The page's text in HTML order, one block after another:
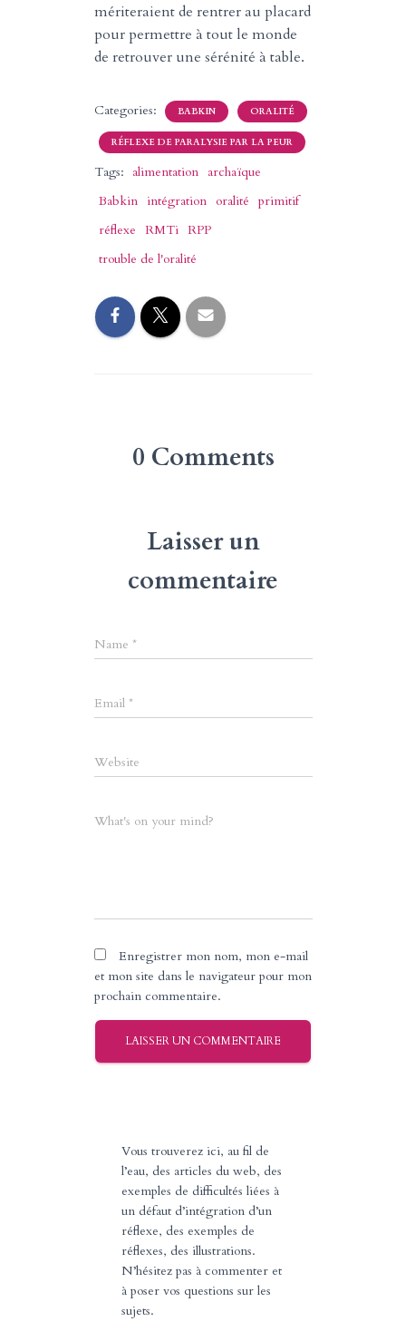
mériteraient de rentrer au placard
pour permettre à tout le monde
de retrouver une sérénité à table.
Categories: BABKIN ORALITÉ
RÉFLEXE DE PARALYSIE PAR LA PEUR
Tags: alimentation
archaïque
Babkin
intégration oralité primitif
réflexe RMTi RPP
trouble de l'oralité
0 Comments
Laisser un
commentaire
Name *
Email *
Website
What's on your mind?
Enregistrer mon nom, mon e-mail
et mon site dans le navigateur pour mon
prochain commentaire.
Vous trouverez ici, au fil de
l’eau, des articles du web, des
exemples de difficultés liées à
un défaut d’intégration d’un
réflexe, des exemples de
réflexes, des illustrations.
N’hésitez pas à commenter et
à poser vos questions sur les
sujets.